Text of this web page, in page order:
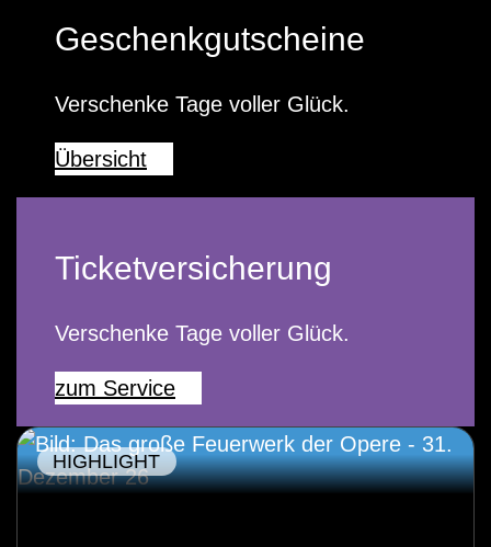
Geschenkgutscheine
Verschenke Tage voller Glück.
Übersicht
Ticketversicherung
Verschenke Tage voller Glück.
zum Service
HIGHLIGHT